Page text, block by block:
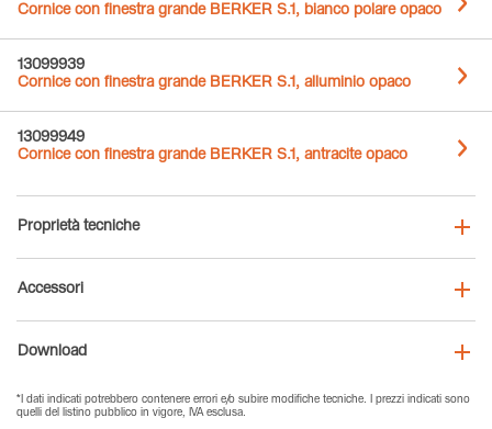
Cornice con finestra grande BERKER S.1, bianco polare opaco
13099939
Cornice con finestra grande BERKER S.1, alluminio opaco
13099949
Cornice con finestra grande BERKER S.1, antracite opaco
Proprietà tecniche
Accessori
Download
*I dati indicati potrebbero contenere errori e/o subire modifiche tecniche. I prezzi indicati sono
quelli del listino pubblico in vigore, IVA esclusa.